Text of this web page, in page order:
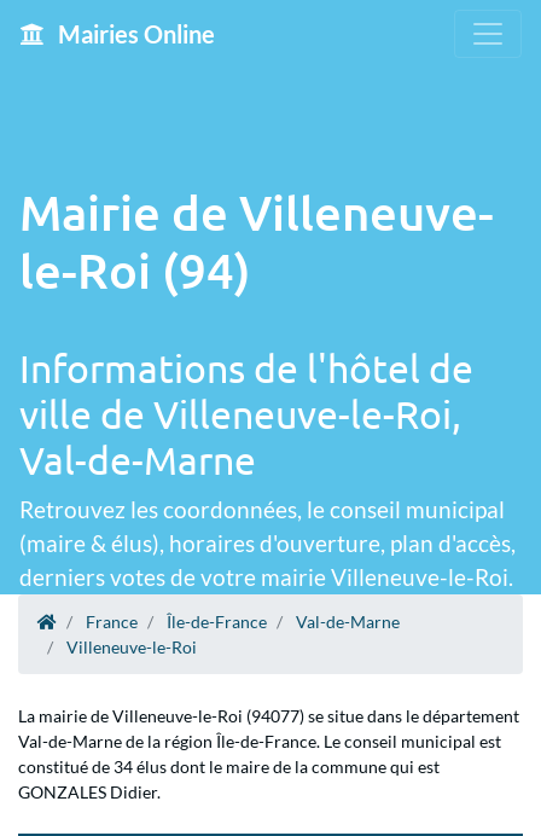
Mairies Online
Mairie de Villeneuve-
le-Roi (94)
Informations de l'hôtel de
ville de Villeneuve-le-Roi,
Val-de-Marne
Retrouvez les coordonnées, le conseil municipal
(maire & élus), horaires d'ouverture, plan d'accès,
derniers votes de votre mairie Villeneuve-le-Roi.
France Île-de-France
Val-de-Marne
Villeneuve-le-Roi
La mairie de Villeneuve-le-Roi (94077) se situe dans le département
Val-de-Marne de la région Île-de-France. Le conseil municipal est
constitué de 34 élus dont le maire de la commune qui est
GONZALES Didier.